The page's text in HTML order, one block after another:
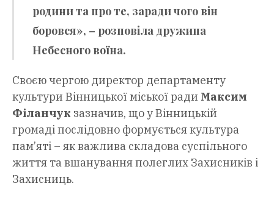
родини та про те, заради чого він
боровся», – розповіла дружина
Небесного воїна.
Своєю чергою директор департаменту
культури Вінницької міської ради Максим
Філанчук зазначив, що у Вінницькій
громаді послідовно формується культура
пам’яті – як важлива складова суспільного
життя та вшанування полеглих Захисників і
Захисниць.